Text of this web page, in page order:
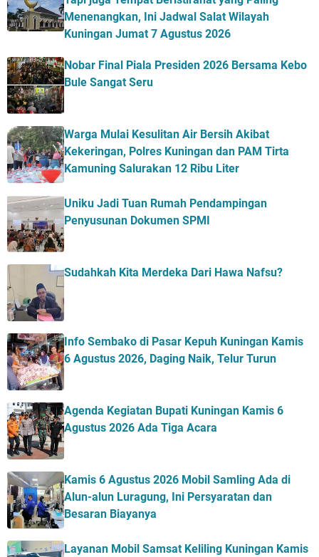
Menenangkan, Ini Jadwal Salat Wilayah
Kuningan Jumat 7 Agustus 2026
Nobar Final Piala Presiden 2026 Bersama Kebo
Bule Sangat Seru
Warga Mulai Kesulitan Air Bersih Akibat
Kekeringan, Polres Kuningan dan PAM Tirta
Kamuning Salurakan 12 Ribu Liter
Uniku Jadi Tuan Rumah Pendampingan
Penyusunan Dokumen SPMI
Sudahkah Kita Merdeka Dari Hawa Nafsu?
Info Sembako di Pasar Kepuh Kuningan Kamis
6 Agustus 2026, Daging Naik, Telur Turun
Agenda Kegiatan Bupati Kuningan Kamis 6
Agustus 2026 Ada Tiga Acara
Kamis 6 Agustus 2026 Mobil Samling Ada di
Alun-alun Luragung, Ini Persyaratan dan
Besaran Biayanya
Layanan Mobil Samsat Keliling Kuningan Kamis